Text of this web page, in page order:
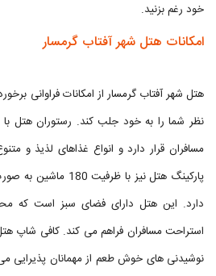
خود رغم بزنید.
امکانات هتل شهر آفتاب گرمسار
هتل شهر آفتاب گرمسار از امکانات فراوانی
مسافران قرار دارد و انواع غذاهای لذیذ و
پارکینگ هتل نیز با
دارد. این هتل دارای فضای سبز است که
استراحت مسافران فراهم می کند. کافی شاپ
نوشیدنی های خوش طعم از مهمانان پذیرایی می